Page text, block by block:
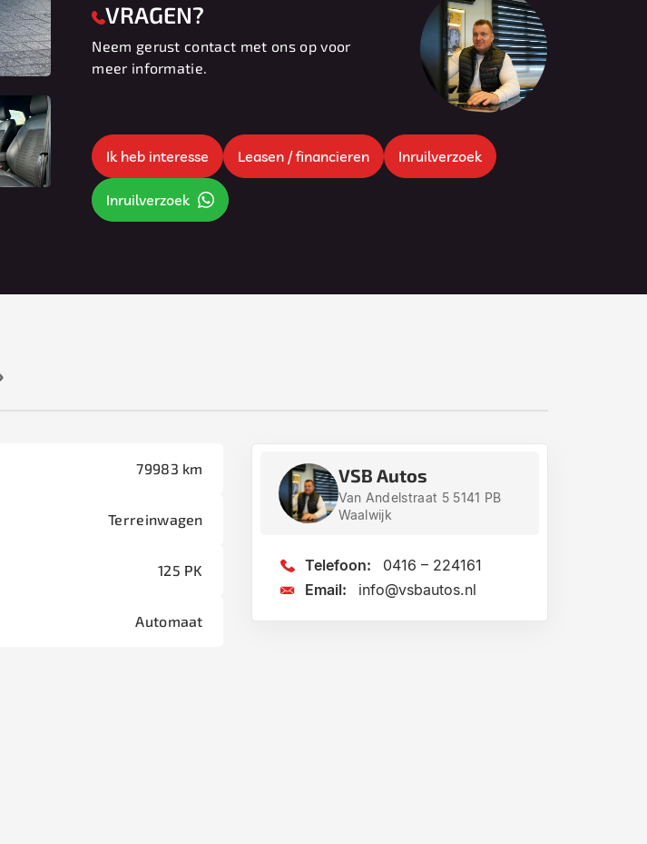
Contact
VRAGEN?
Neem gerust contact met ons op voor
meer informatie.
Ik heb interesse Leasen / financieren Inruilverzoek
Inruilverzoek
79983 km
Terreinwagen
125 PK
Automaat
VSB Autos
Van Andelstraat 5 5141 PB
Waalwijk
Telefoon:
0416 – 224161
Email:
info@vsbautos.nl